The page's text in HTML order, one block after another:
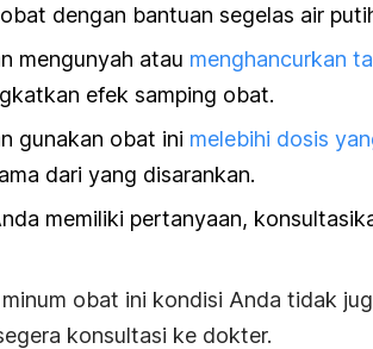
dengan bantuan segelas air
mengunyah atau menghancurkan
efek samping obat.
gunakan obat ini melebihi dosis
dari yang disarankan.
memiliki pertanyaan,
obat ini kondisi Anda tidak
konsultasi ke dokter.